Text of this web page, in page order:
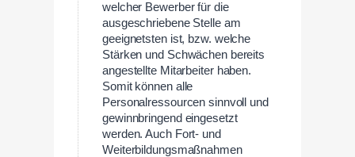
welcher Bewerber für die
ausgeschriebene Stelle am
geeignetsten ist, bzw. welche
Stärken und Schwächen bereits
angestellte Mitarbeiter haben.
Somit können alle
Personalressourcen sinnvoll und
gewinnbringend eingesetzt
werden. Auch Fort- und
Weiterbildungsmaßnahmen